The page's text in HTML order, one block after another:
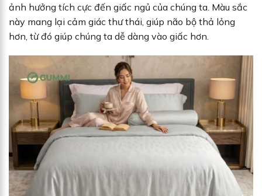
ảnh hưởng tích cực đến giấc ngủ của chúng ta. Màu sắc
này mang lại cảm giác thư thái, giúp não bộ thả lỏng
hơn, từ đó giúp chúng ta dễ dàng vào giấc hơn.